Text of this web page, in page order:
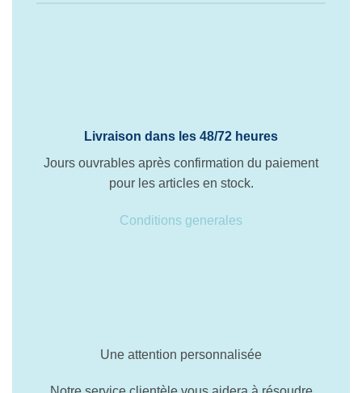
Livraison dans les 48/72 heures
Jours ouvrables après confirmation du paiement
pour les articles en stock.
Conditions generales
Une attention personnalisée